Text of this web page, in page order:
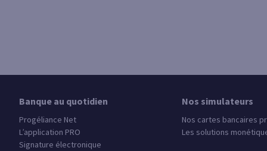
Banque au quotidien
Progéliance Net
L’application PRO
Signature électronique
Nos simulateurs
Nos cartes bancaires
Les solutions